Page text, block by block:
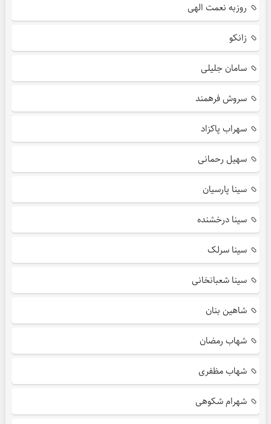
روزبه نعمت الهی
زانکو
سامان جلیلی
سروش فرهمند
سهراب پاکزاد
سهیل رحمانی
سینا پارسیان
سینا درخشنده
سینا سرلک
سینا شعبانخانی
شاهین بنان
شهاب رمضان
شهاب مظفری
شهرام شکوهی